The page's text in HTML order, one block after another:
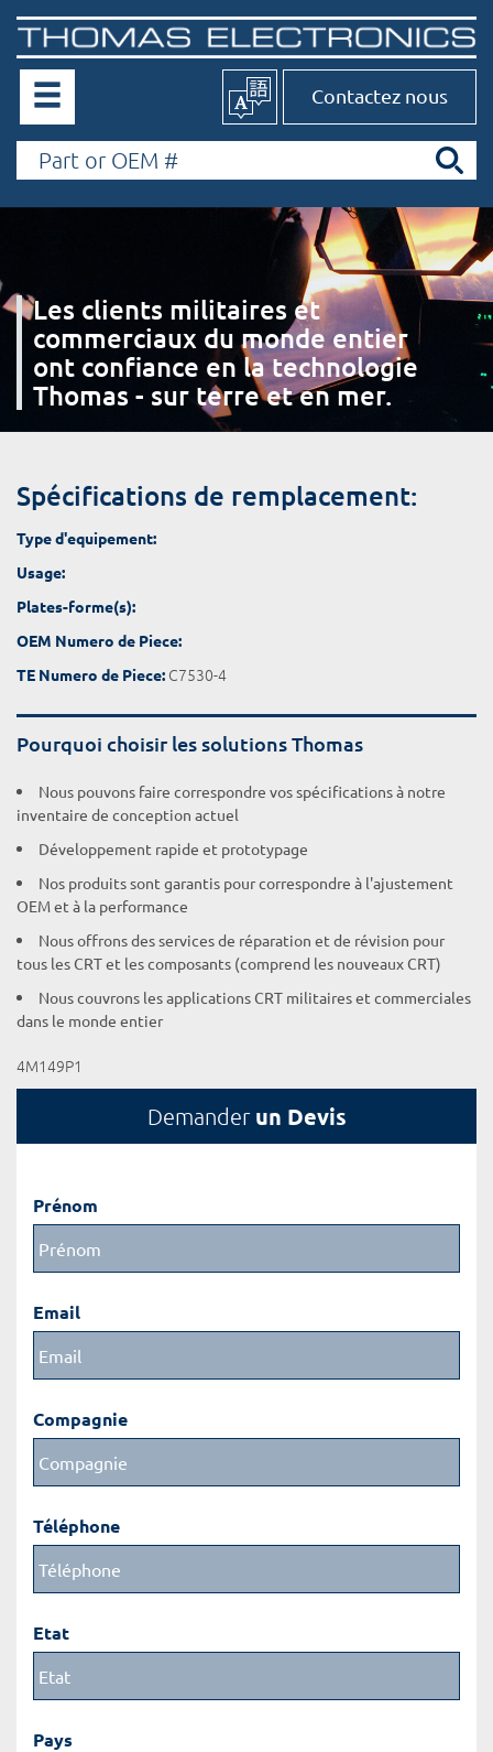
Contactez nous
Les clients militaires et
commerciaux du monde entier
ont confiance en la technologie
Thomas - sur terre et en mer.
Spécifications de remplacement:
Type d'equipement:
Usage:
Plates-forme(s):
OEM Numero de Piece:
TE Numero de Piece: C7530-4
Pourquoi choisir les solutions Thomas
Nous pouvons faire correspondre vos spécifications à notre
inventaire de conception actuel
Développement rapide et prototypage
Nos produits sont garantis pour correspondre à l'ajustement
OEM et à la performance
Nous offrons des services de réparation et de révision pour
tous les CRT et les composants (comprend les nouveaux CRT)
Nous couvrons les applications CRT militaires et commerciales
dans le monde entier
4M149P1
Demander un Devis
Prénom
Email
Compagnie
Téléphone
Etat
Pays